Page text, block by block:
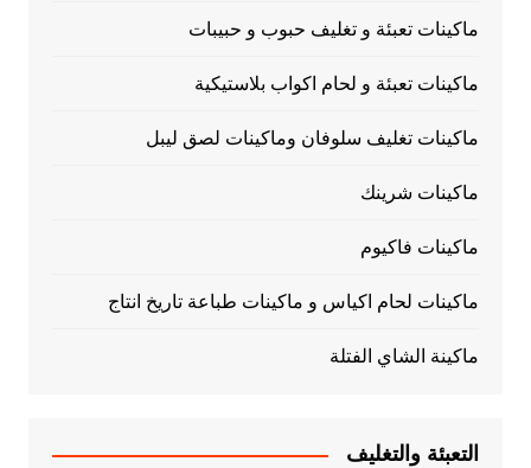
ماكينات تعبئة و تغليف حبوب و حبيبات
ماكينات تعبئة و لحام اكواب بلاستيكية
ماكينات تغليف سلوفان وماكينات لصق ليبل
ماكينات شرينك
ماكينات فاكيوم
ماكينات لحام اكياس و ماكينات طباعة تاريخ انتاج
ماكينة الشاي الفتلة
التعبئة والتغليف